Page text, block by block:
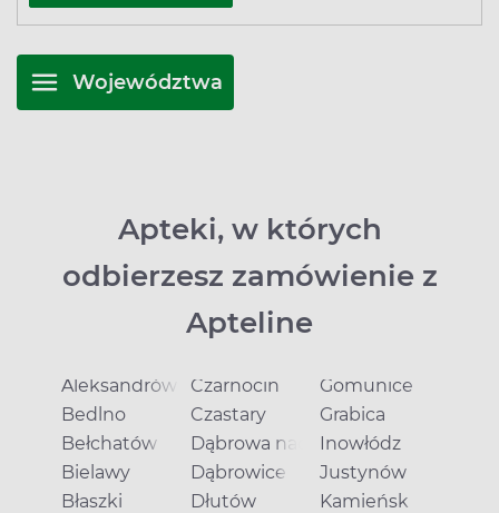
Województwa
Apteki, w których
odbierzesz zamówienie z
Apteline
Aleksandrów
Bedlno
Bełchatów
Bielawy
Błaszki
Czarnocin
Czastary
Dąbrowa nad Czarną
Dąbrowice
Dłutów
Gomunice
Grabica
Inowłódz
Justynów
Kamieńsk